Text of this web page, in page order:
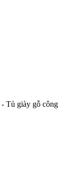
- Tủ giày gỗ công